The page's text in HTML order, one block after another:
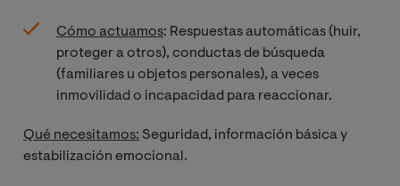
Cómo actuamos: Respuestas automáticas (huir,
proteger a otros), conductas de búsqueda
(familiares u objetos personales), a veces
inmovilidad o incapacidad para reaccionar.
Qué necesitamos: Seguridad, información básica y
estabilización emocional​​.